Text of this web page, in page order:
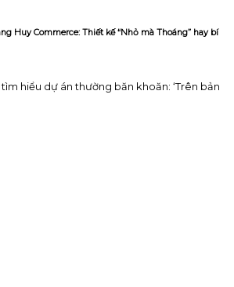
Huy Commerce: Thiết kế “Nhỏ mà Thoáng” hay bí
hiểu dự án thường băn khoăn: ‘Trên bản